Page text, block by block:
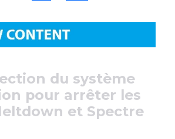
du système
pour arrêter les
et Spectre